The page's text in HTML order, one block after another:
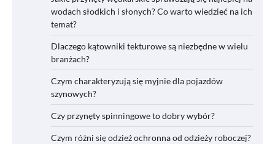
wodach słodkich i słonych? Co warto wiedzieć na ich
temat?
Dlaczego kątowniki tekturowe są niezbędne w wielu
branżach?
Czym charakteryzują się myjnie dla pojazdów
szynowych?
Czy przynęty spinningowe to dobry wybór?
Czym różni się odzież ochronna od odzieży roboczej?